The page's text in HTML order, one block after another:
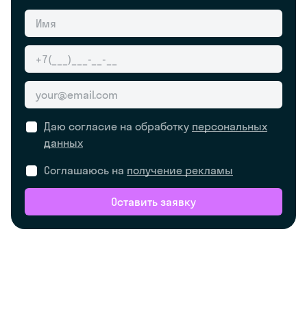
Даю согласие на обработку персональных
данных
Соглашаюсь на получение рекламы
Оставить заявку